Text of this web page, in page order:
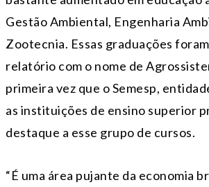
Gestão Ambiental, Engenharia
Zootecnia. Essas graduações
relatório com o nome de
primeira vez que o Semesp,
as instituições de ensino superior
destaque a esse grupo de cursos.
“É uma área pujante da economia